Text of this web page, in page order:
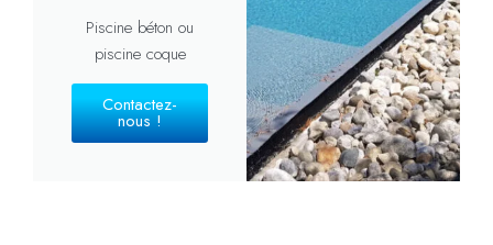
Piscine béton ou
piscine coque
Contactez-
nous !